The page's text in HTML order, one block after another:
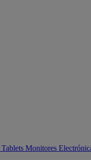
Tablets Monitores